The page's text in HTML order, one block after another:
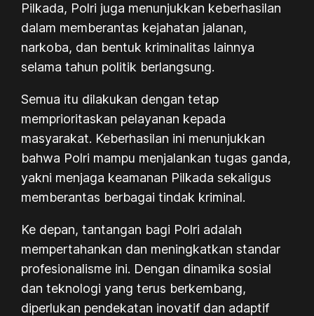
Pilkada, Polri juga menunjukkan keberhasilan
dalam memberantas kejahatan jalanan,
narkoba, dan bentuk kriminalitas lainnya
selama tahun politik berlangsung.
Semua itu dilakukan dengan tetap
memprioritaskan pelayanan kepada
masyarakat. Keberhasilan ini menunjukkan
bahwa Polri mampu menjalankan tugas ganda,
yakni menjaga keamanan Pilkada sekaligus
memberantas berbagai tindak kriminal.
Ke depan, tantangan bagi Polri adalah
mempertahankan dan meningkatkan standar
profesionalisme ini. Dengan dinamika sosial
dan teknologi yang terus berkembang,
diperlukan pendekatan inovatif dan adaptif